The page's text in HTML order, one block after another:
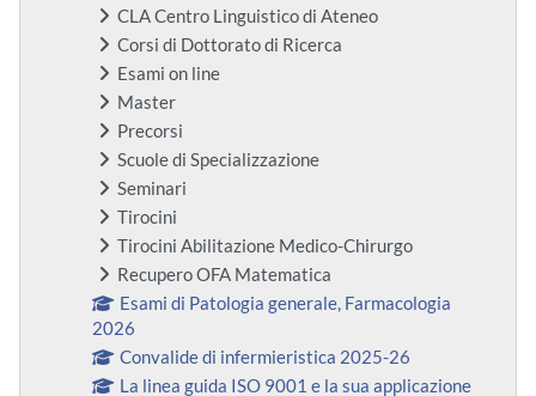
CLA Centro Linguistico di Ateneo
Corsi di Dottorato di Ricerca
Esami on line
Master
Precorsi
Scuole di Specializzazione
Seminari
Tirocini
Tirocini Abilitazione Medico-Chirurgo
Recupero OFA Matematica
Esami di Patologia generale, Farmacologia
2026
Convalide di infermieristica 2025-26
La linea guida ISO 9001 e la sua applicazione